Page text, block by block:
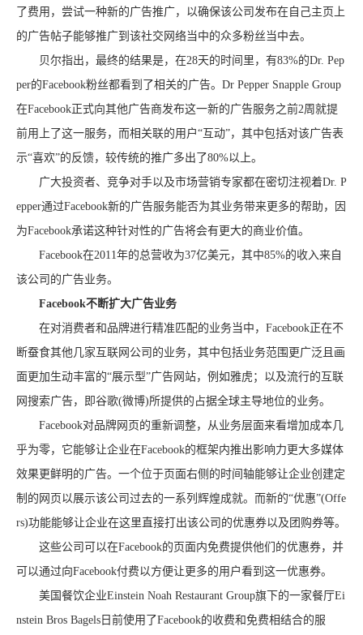
了费用，尝试一种新的广告推广，以确保该公司发布在自己主页上
的广告帖子能够推广到该社交网络当中的众多粉丝当中去。
贝尔指出，最终的结果是，在28天的时间里，有83%的Dr. Pep
per的Facebook粉丝都看到了相关的广告。Dr Pepper Snapple Group
在Facebook正式向其他广告商发布这一新的广告服务之前2周就提
前用上了这一服务，而相关联的用户“互动”，其中包括对该广告表
示“喜欢”的反馈，较传统的推广多出了80%以上。
广大投资者、竞争对手以及市场营销专家都在密切注视着Dr. P
epper通过Facebook新的广告服务能否为其业务带来更多的帮助，因
为Facebook承诺这种针对性的广告将会有更大的商业价值。
Facebook在2011年的总营收为37亿美元，其中85%的收入来自
该公司的广告业务。
Facebook不断扩大广告业务
在对消费者和品牌进行精准匹配的业务当中，Facebook正在不
断蚕食其他几家互联网公司的业务，其中包括业务范围更广泛且画
面更加生动丰富的“展示型”广告网站，例如雅虎；以及流行的互联
网搜索广告，即谷歌(微博)所提供的占据全球主导地位的业务。
Facebook对品牌网页的重新调整，从业务层面来看增加成本几
乎为零，它能够让企业在Facebook的框架内推出影响力更大多媒体
效果更鲜明的广告。一个位于页面右侧的时间轴能够让企业创建定
制的网页以展示该公司过去的一系列辉煌成就。而新的“优惠”(Offe
rs)功能能够让企业在这里直接打出该公司的优惠券以及团购券等。
这些公司可以在Facebook的页面内免费提供他们的优惠券，并
可以通过向Facebook付费以方便让更多的用户看到这一优惠券。
美国餐饮企业Einstein Noah Restaurant Group旗下的一家餐厅Ei
nstein Bros Bagels日前使用了Facebook的收费和免费相结合的服